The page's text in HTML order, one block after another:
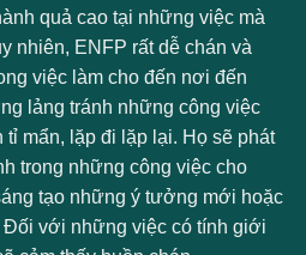
quả cao tại những việc mà
nhiên, ENFP rất dễ chán và
việc làm cho đến nơi đến
lảng tránh những công việc
mẩn, lặp đi lặp lại. Họ sẽ phát
trong những công việc cho
tạo những ý tưởng mới hoặc
Đối với những việc có tính giới